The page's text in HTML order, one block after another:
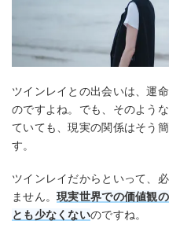
ツインレイとの出会いは、運
のですよね。でも、そのよう
ていても、現実の関係はそう
す。
ツインレイだからといって、
ません。現実世界での価値観
とも少なくないのですね。